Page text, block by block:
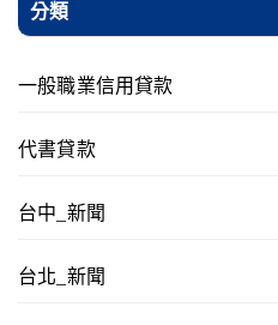
分類
一般職業信用貸款
代書貸款
台中_新聞
台北_新聞